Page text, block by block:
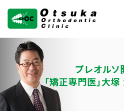
大塚矯正歯科クリニ
ック
プレオルソ
「矯正専門医」大